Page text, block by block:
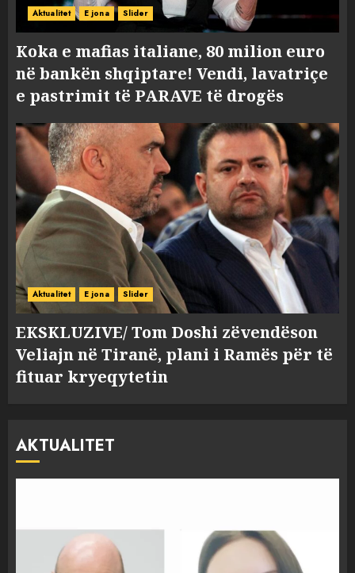
Aktualitet E jona Slider
Koka e mafias italiane, 80 milion euro
në bankën shqiptare! Vendi, lavatriçe
e pastrimit të PARAVE të drogës
Aktualitet E jona Slider
EKSKLUZIVE/ Tom Doshi zëvendëson
Veliajn në Tiranë, plani i Ramës për të
fituar kryeqytetin
AKTUALITET